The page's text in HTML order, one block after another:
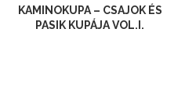
KAMINOKUPA – CSAJOK ÉS
PASIK KUPÁJA VOL.I.